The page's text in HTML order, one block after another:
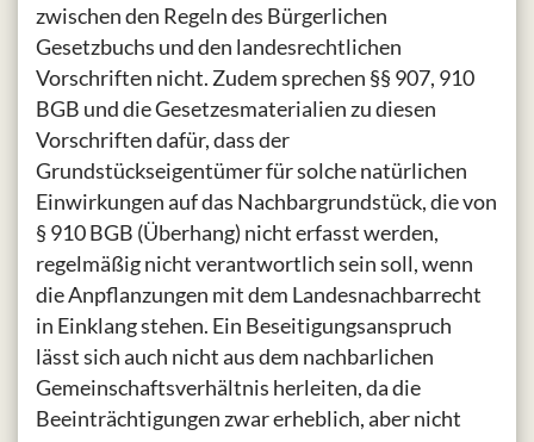
zwischen den Regeln des Bürgerlichen
Gesetzbuchs und den landesrechtlichen
Vorschriften nicht. Zudem sprechen §§ 907, 910
BGB und die Gesetzesmaterialien zu diesen
Vorschriften dafür, dass der
Grundstückseigentümer für solche natürlichen
Einwirkungen auf das Nachbargrundstück, die von
§ 910 BGB (Überhang) nicht erfasst werden,
regelmäßig nicht verantwortlich sein soll, wenn
die Anpflanzungen mit dem Landesnachbarrecht
in Einklang stehen. Ein Beseitigungsanspruch
lässt sich auch nicht aus dem nachbarlichen
Gemeinschaftsverhältnis herleiten, da die
Beeinträchtigungen zwar erheblich, aber nicht